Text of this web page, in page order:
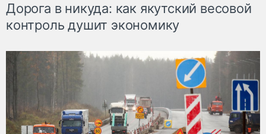
Дорога в никуда: как якутский весовой
контроль душит экономику